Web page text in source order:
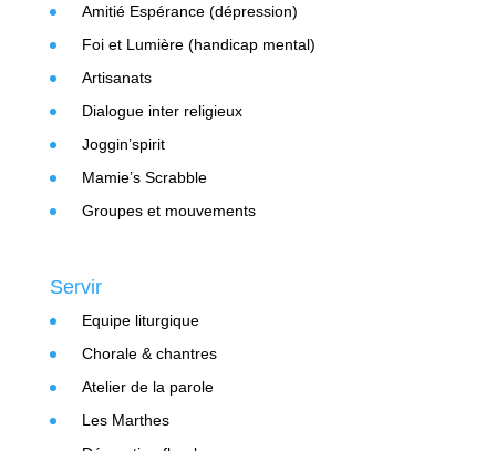
Amitié Espérance (dépression)
Foi et Lumière (handicap mental)
Artisanats
Dialogue inter religieux
Joggin’spirit
Mamie’s Scrabble
Groupes et mouvements
Servir
Equipe liturgique
Chorale & chantres
Atelier de la parole
Les Marthes